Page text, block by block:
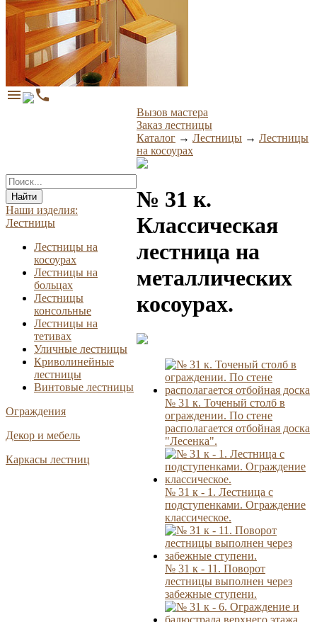
menu phone
Найти
Наши изделия:
Лестницы
Лестницы на
косоурах
Лестницы на
больцах
Лестницы
консольные
Лестницы на
тетивах
Уличные лестницы
Криволинейные
лестницы
Винтовые лестницы
Ограждения
Декор и мебель
Каркасы лестниц
Вызов мастера
Заказ лестницы
Каталог → Лестницы → Лестницы
на косоурах
№ 31 к.
Классическая
лестница на
металлических
косоурах.
№ 31 к. Точеный столб в
ограждении. По стене
располагается отбойная доска
"Лесенка".
№ 31 к - 1. Лестница с
подступенками. Ограждение
классическое.
№ 31 к - 11. Поворот
лестницы выполнен через
забежные ступени.